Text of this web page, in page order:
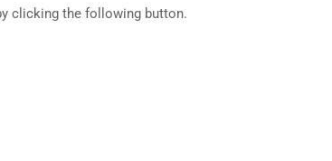
clicking the following button.